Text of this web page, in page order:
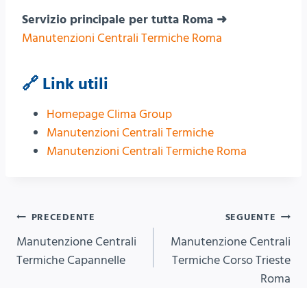
Servizio principale per tutta Roma ➜
Manutenzioni Centrali Termiche Roma
🔗 Link utili
Homepage Clima Group
Manutenzioni Centrali Termiche
Manutenzioni Centrali Termiche Roma
Navigazione
articoli
PRECEDENTE
Manutenzione Centrali
Termiche Capannelle
SEGUENTE
Manutenzione Centrali
Termiche Corso Trieste
Roma